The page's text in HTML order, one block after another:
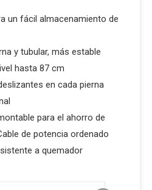
un fácil almacenamiento de
y tubular, más estable
hasta 87 cm
en cada pierna
para el ahorro de
de potencia ordenado
a quemador